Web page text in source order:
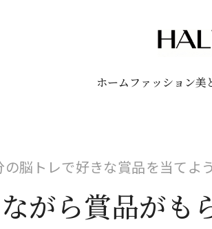
ホーム ファッション美
脳トレで好きな賞品を当てよう
がら賞品がも